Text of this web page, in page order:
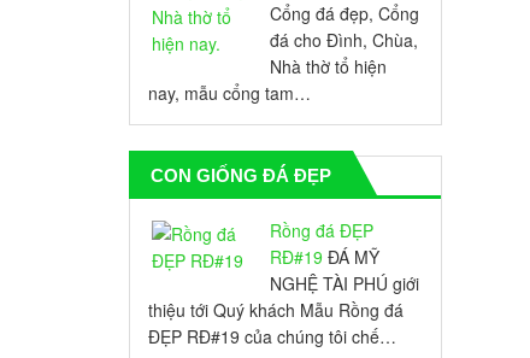
Cổng đá đẹp, Cổng
đá cho Đình, Chùa,
Nhà thờ tổ hiện
nay, mẫu cổng tam…
CON GIỐNG ĐÁ ĐẸP
Rồng đá ĐẸP
RĐ#19 ĐÁ MỸ
NGHỆ TÀI PHÚ giới
thiệu tới Quý khách Mẫu Rồng đá
ĐẸP RĐ#19 của chúng tôi chế…